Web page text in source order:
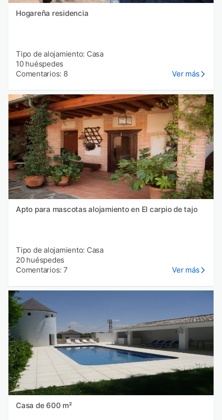
Hogareña residencia
Tipo de alojamiento: Casa
10 huéspedes
Comentarios: 8
Ver más
Apto para mascotas alojamiento en El carpio de tajo
Tipo de alojamiento: Casa
20 huéspedes
Comentarios: 7
Ver más
Casa de 600 m²